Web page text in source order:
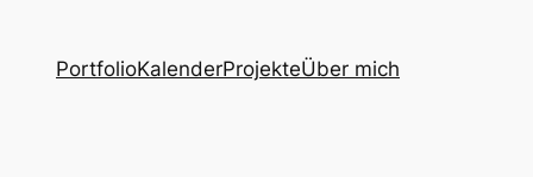
PortfolioKalenderProjekteÜber mich